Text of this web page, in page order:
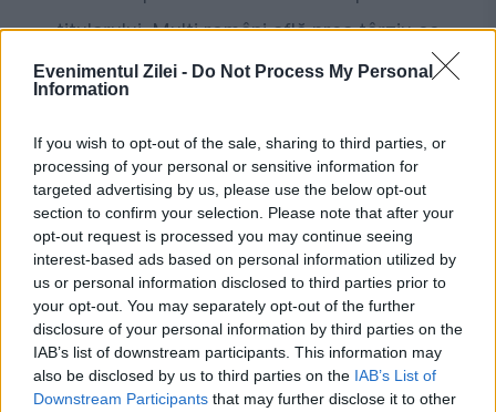
Evenimentul Zilei - Do Not Process My Personal
Information
If you wish to opt-out of the sale, sharing to third parties, or
processing of your personal or sensitive information for
targeted advertising by us, please use the below opt-out
section to confirm your selection. Please note that after your
opt-out request is processed you may continue seeing
interest-based ads based on personal information utilized by
us or personal information disclosed to third parties prior to
your opt-out. You may separately opt-out of the further
disclosure of your personal information by third parties on the
IAB’s list of downstream participants. This information may
also be disclosed by us to third parties on the IAB’s List of
Downstream Participants that may further disclose it to other
titularului. Mulți români află prea târziu ce
spune legea
SOCIAL
A murit fondatorul primului cotidian particular